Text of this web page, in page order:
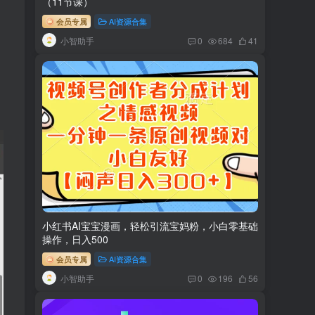
会员专属 AI资源合集
小智助手 0 684 41
小红书AI宝宝漫画，轻松引流宝妈粉，小白零基础
操作，日入500
会员专属 AI资源合集
小智助手 0 196 56